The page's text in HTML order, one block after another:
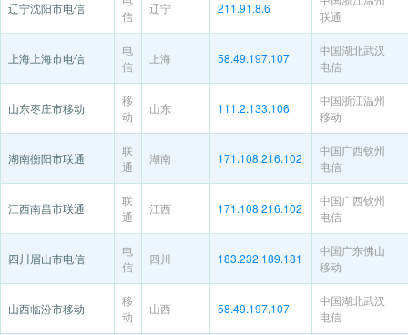
辽宁沈阳市电信
信
辽宁 211.91.8.6
联通
上海上海市电信
电
信
上海 58.49.197.107
中国湖北武汉
电信
山东枣庄市移动
移
动
山东 111.2.133.106
中国浙江温州
移动
湖南衡阳市联通
联
通
湖南 171.108.216.102
中国广西钦州
电信
江西南昌市联通
联
通
江西 171.108.216.102
中国广西钦州
电信
四川眉山市电信
电
信
四川 183.232.189.181
中国广东佛山
移动
山西临汾市移动
移
动
山西 58.49.197.107
中国湖北武汉
电信